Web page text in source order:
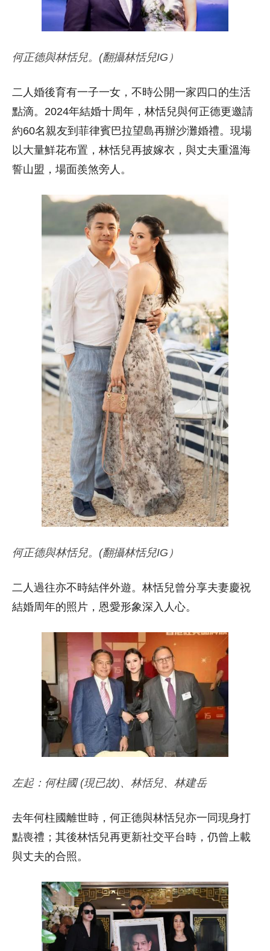
何正德與林恬兒。(翻攝林恬兒IG）
二人婚後育有一子一女，不時公開一家四口的生活
點滴。2024年結婚十周年，林恬兒與何正德更邀請
約60名親友到菲律賓巴拉望島再辦沙灘婚禮。現場
以大量鮮花布置，林恬兒再披嫁衣，與丈夫重溫海
誓山盟，場面羨煞旁人。
何正德與林恬兒。(翻攝林恬兒IG）
二人過往亦不時結伴外遊。林恬兒曾分享夫妻慶祝
結婚周年的照片，恩愛形象深入人心。
左起：何柱國 (現已故)、林恬兒、林建岳
去年何柱國離世時，何正德與林恬兒亦一同現身打
點喪禮；其後林恬兒再更新社交平台時，仍曾上載
與丈夫的合照。